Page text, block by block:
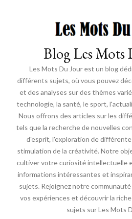
Blog Les Mots
Les Mots Du Jour est un blog
différents sujets, où vous pouvez
et des analyses sur des thèmes
technologie, la santé, le sport,
Nous offrons des articles sur les
tels que la recherche de nouvelles
d'esprit, l'exploration de
stimulation de la créativité. Notre
cultiver votre curiosité intellectuelle
informations intéressantes et
sujets. Rejoignez notre
vos expériences et découvrir la
sujets sur Les Mots